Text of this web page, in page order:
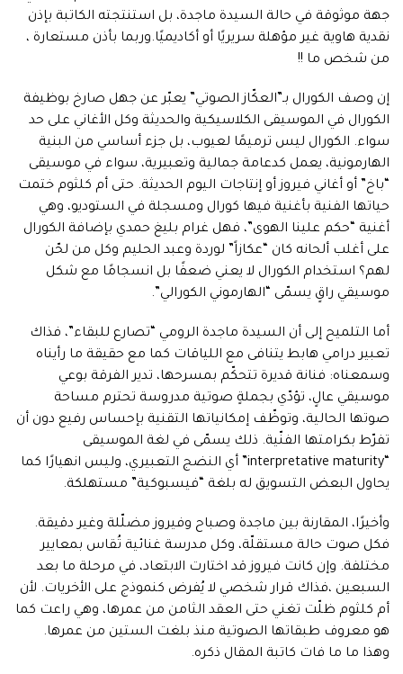
جهة موثوقة في حالة السيدة ماجدة، بل استنتجته الكاتبة بإذن
نقدية هاوية غير مؤهلة سريريًا أو أكاديميًا.وربما بأذن مستعارة ،
من شخص ما !!
إن وصف الكورال بـ”العكّاز الصوتي” يعبّر عن جهل صارخ بوظيفة
الكورال في الموسيقى الكلاسيكية والحديثة وكل الأغاني على حد
سواء. الكورال ليس ترميمًا لعيوب، بل جزء أساسي من البنية
الهارمونية، يعمل كدعامة جمالية وتعبيرية، سواء في موسيقى
“باخ” أو أغاني فيروز أو إنتاجات اليوم الحديثة. حتى أم كلثوم ختمت
حياتها الفنية بأغنية فيها كورال ومسجلة في الستوديو، وهي
أغنية “حكم علينا الهوى”، فهل غرام بليغ حمدي بإضافة الكورال
على أغلب ألحانه كان “عكازاً” لوردة وعبد الحليم وكل من لحّن
لهم؟ استخدام الكورال لا يعني ضعفًا بل انسجامًا مع شكل
موسيقي راقٍ يسمّى “الهارموني الكورالي”.
أما التلميح إلى أن السيدة ماجدة الرومي “تصارع للبقاء”، فذاك
تعبير درامي هابط يتنافى مع اللياقات كما مع حقيقة ما رأيناه
وسمعناه: فنانة قديرة تتحكّم بمسرحها، تدير الفرقة بوعي
موسيقي عالٍ، تؤدّي بجملةٍ صوتية مدروسة تحترم مساحة
صوتها الحالية، وتوظّف إمكانياتها التقنية بإحساس رفيع دون أن
تفرّط بكرامتها الفنّية. ذلك يسمّى في لغة الموسيقى
“interpretative maturity” أي النضج التعبيري، وليس انهيارًا كما
يحاول البعض التسويق له بلغة “فيسبوكية” مستهلكة.
وأخيرًا، المقارنة بين ماجدة وصباح وفيروز مضلّلة وغير دقيقة.
فكل صوت حالة مستقلّة، وكل مدرسة غنائية تُقاس بمعايير
مختلفة. وإن كانت فيروز قد اختارت الابتعاد، في مرحلة ما بعد
السبعين ،فذاك قرار شخصي لا يُفرض كنموذج على الأخريات. لأن
أم كلثوم ظلّت تغني حتى العقد الثامن من عمرها، وهي راعت كما
هو معروف طبقاتها الصوتية منذ بلغت الستين من عمرها.
وهذا ما ما فات كاتبة المقال ذكره.